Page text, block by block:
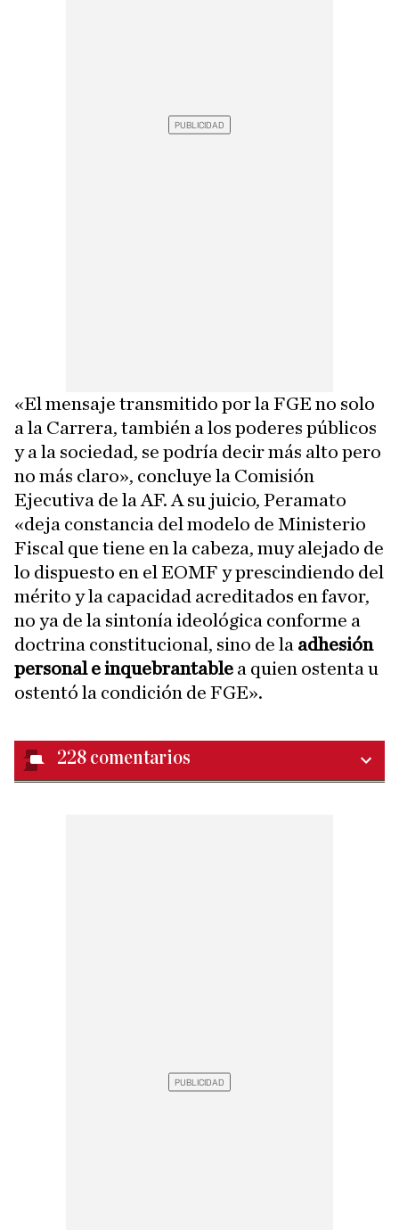
«El mensaje transmitido por la FGE no solo
a la Carrera, también a los poderes públicos
y a la sociedad, se podría decir más alto pero
no más claro», concluye la Comisión
Ejecutiva de la AF. A su juicio, Peramato
«deja constancia del modelo de Ministerio
Fiscal que tiene en la cabeza, muy alejado de
lo dispuesto en el EOMF y prescindiendo del
mérito y la capacidad acreditados en favor,
no ya de la sintonía ideológica conforme a
doctrina constitucional, sino de la adhesión
personal e inquebrantable a quien ostenta u
ostentó la condición de FGE».
228 comentarios